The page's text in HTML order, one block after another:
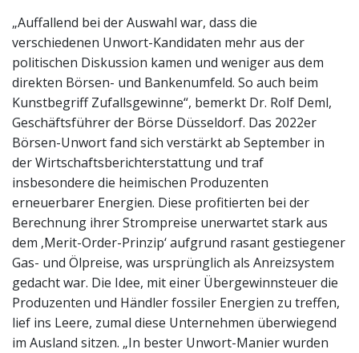
„Auffallend bei der Auswahl war, dass die
verschiedenen Unwort-Kandidaten mehr aus der
politischen Diskussion kamen und weniger aus dem
direkten Börsen- und Bankenumfeld. So auch beim
Kunstbegriff Zufallsgewinne“, bemerkt Dr. Rolf Deml,
Geschäftsführer der Börse Düsseldorf. Das 2022er
Börsen-Unwort fand sich verstärkt ab September in
der Wirtschaftsberichterstattung und traf
insbesondere die heimischen Produzenten
erneuerbarer Energien. Diese profitierten bei der
Berechnung ihrer Strompreise unerwartet stark aus
dem ‚Merit-Order-Prinzip‘ aufgrund rasant gestiegener
Gas- und Ölpreise, was ursprünglich als Anreizsystem
gedacht war. Die Idee, mit einer Übergewinnsteuer die
Produzenten und Händler fossiler Energien zu treffen,
lief ins Leere, zumal diese Unternehmen überwiegend
im Ausland sitzen. „In bester Unwort-Manier wurden